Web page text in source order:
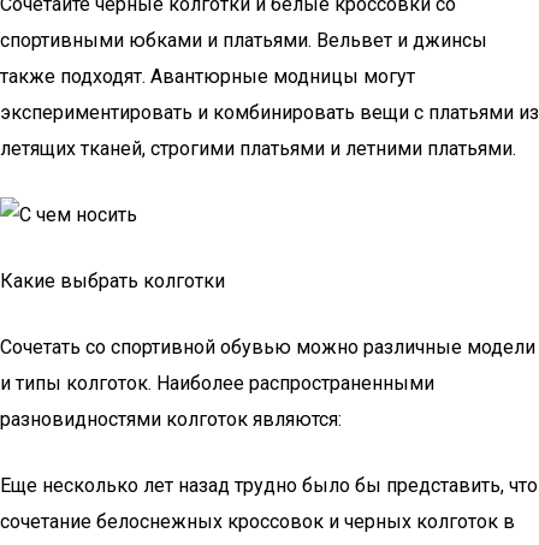
спортивными юбками и платьями. Вельвет и джинсы
также подходят. Авантюрные модницы могут
экспериментировать и комбинировать вещи с платьями из
летящих тканей, строгими платьями и летними платьями.
Какие выбрать колготки
Сочетать со спортивной обувью можно различные модели
и типы колготок. Наиболее распространенными
разновидностями колготок являются:
Еще несколько лет назад трудно было бы представить, что
сочетание белоснежных кроссовок и черных колготок в